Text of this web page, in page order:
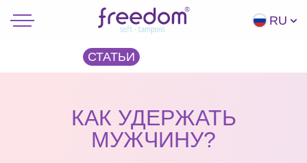
RU
СТАТЬИ
КАК УДЕРЖАТЬ
МУЖЧИНУ?